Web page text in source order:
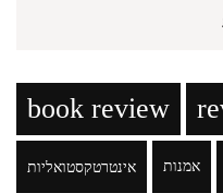
book review
אינטרטקסטואליות אמנות